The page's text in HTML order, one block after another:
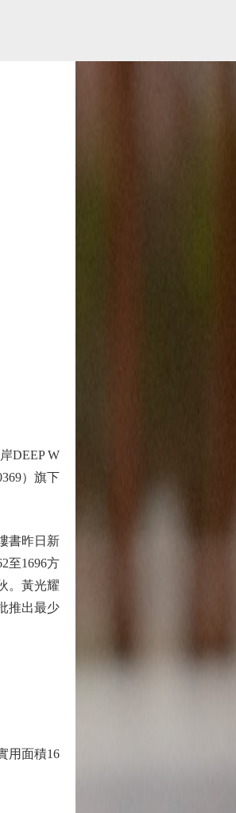
DEEP W
）旗下
書昨日新
至1696方
。黃光耀
推出最少
用面積16